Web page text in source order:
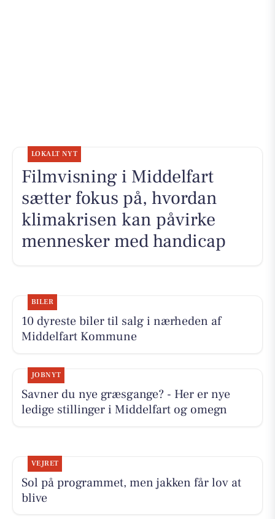
LOKALT NYT
Filmvisning i Middelfart
sætter fokus på, hvordan
klimakrisen kan påvirke
mennesker med handicap
BILER
10 dyreste biler til salg i nærheden af
Middelfart Kommune
JOBNYT
Savner du nye græsgange? - Her er nye
ledige stillinger i Middelfart og omegn
VEJRET
Sol på programmet, men jakken får lov at
blive